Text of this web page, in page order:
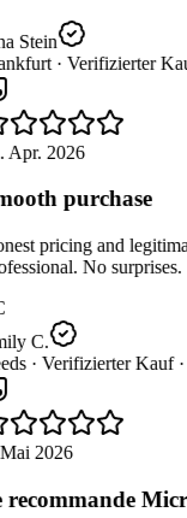
Stein
· Verifizierter
Apr. 2026
purchase
pricing and
No surprises.
C.
· Verifizierter Kauf ·
2026
recommande